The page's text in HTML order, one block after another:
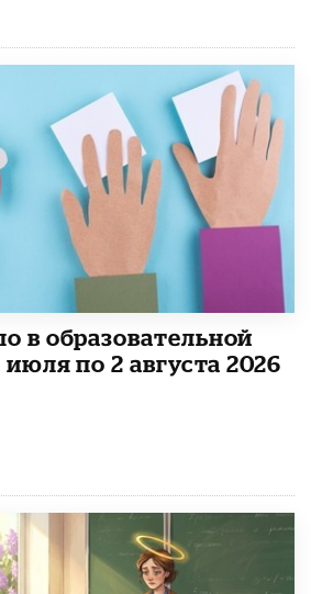
в образовательной
по 2 августа 2026